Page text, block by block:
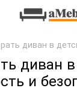
диван в
диван
и